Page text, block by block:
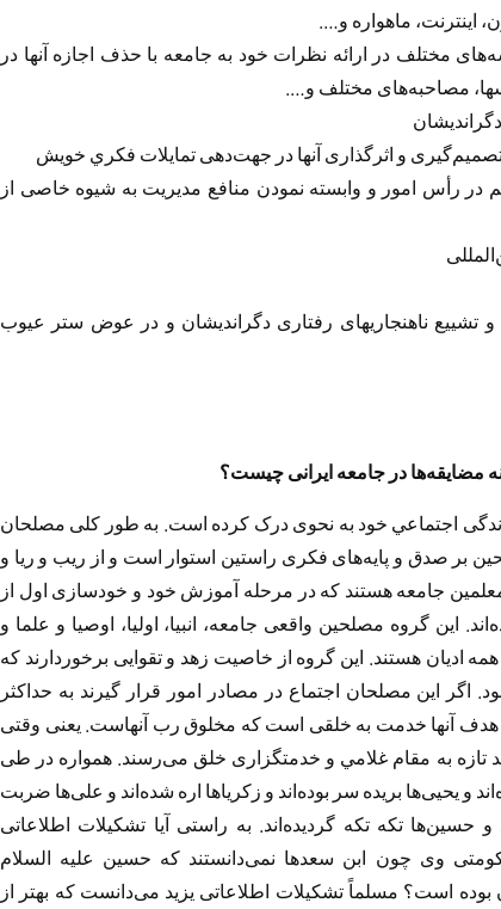
اينترنت، ماهواره و….
مختلف در ارائه نظرات خود به جامعه با حذف اجازه آنها در
مصاحبه‌های مختلف و….
در رأس امور و وابسته نمودن منافع مدیریت به شیوه خاصی از
تشییع ناهنجاریهای رفتاری دگراندیشان و در عوض ستر عيوب
مضایقه‌ها در جامعه ایرانی چیست؟
اجتماعي خود به نحوی درک کرده است. به طور کلی مصلحان
بر صدق و پایه‌های فکری راستین استوار است و از ریب و ریا و
معلمین جامعه هستند که در مرحله آموزش خود و خودسازی اول از
این گروه مصلحین واقعی جامعه، انبیا، اولیا، اوصیا و علما و
ادیان هستند. این گروه از خاصیت زهد و تقوایی برخوردارند که
اگر این مصلحان اجتماع در مصادر امور قرار گیرند به حداکثر
هدف آنها خدمت به خلقی است که مخلوق رب آنهاست. یعنی وقتی
تازه به مقام غلامي و خدمتگزاری خلق می‌رسند. همواره در طی
و یحیی‌ها بریده سر بوده‌اند و زکریاها اره شده‌اند و علی‌ها ضربت
تکه تکه گردیده‌اند. به راستی آیا تشکیلات اطلاعاتی
وی چون ابن سعدها نمی‌دانستند که حسین عليه السلام
است؟ مسلماً تشکیلات اطلاعاتی یزید می‌دانست که بهتر از